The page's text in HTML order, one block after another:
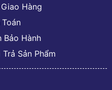
Hàng
Bảo Hành
Sản Phẩm